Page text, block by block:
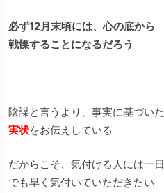
必ず12月末頃には、心の底から
戦慄することになるだろう
陰謀と言うより、事実に基づいた
実状をお伝えしている
だからこそ、気付ける人には一日
でも早く気付いていただきたい